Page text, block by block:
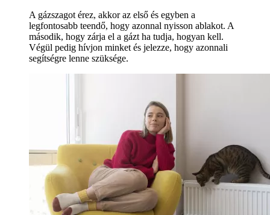
A gázszagot érez, akkor az első és egyben a
legfontosabb teendő, hogy azonnal nyisson ablakot. A
második, hogy zárja el a gázt ha tudja, hogyan kell.
Végül pedig hívjon minket és jelezze, hogy azonnali
segítségre lenne szüksége.